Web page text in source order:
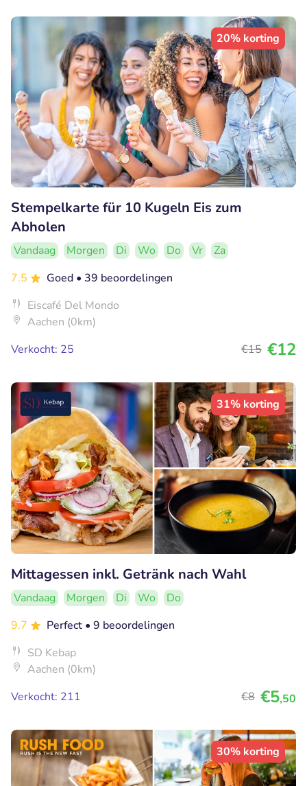
20% korting
Stempelkarte für 10 Kugeln Eis zum
Abholen
Vandaag Morgen Di Wo Do Vr
Za
7.5
Goed • 39 beoordelingen
Eiscafé Del Mondo
Aachen (0km)
Verkocht: 25
€15 €12
31% korting
Mittagessen inkl. Getränk nach Wahl
Vandaag Morgen Di Wo
Do
9.7
Perfect • 9 beoordelingen
SD Kebap
Aachen (0km)
Verkocht: 211
€8 €5,50
30% korting